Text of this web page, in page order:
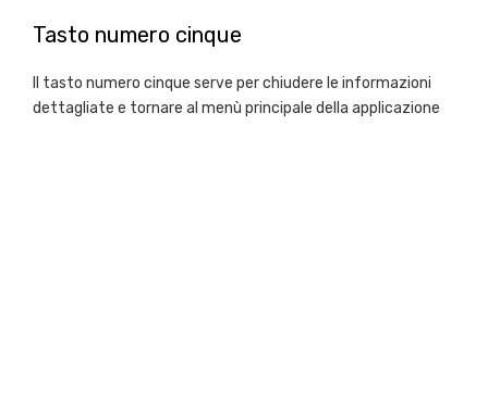
Tasto numero cinque
Il tasto numero cinque serve per chiudere le informazioni
dettagliate e tornare al menù principale della applicazione